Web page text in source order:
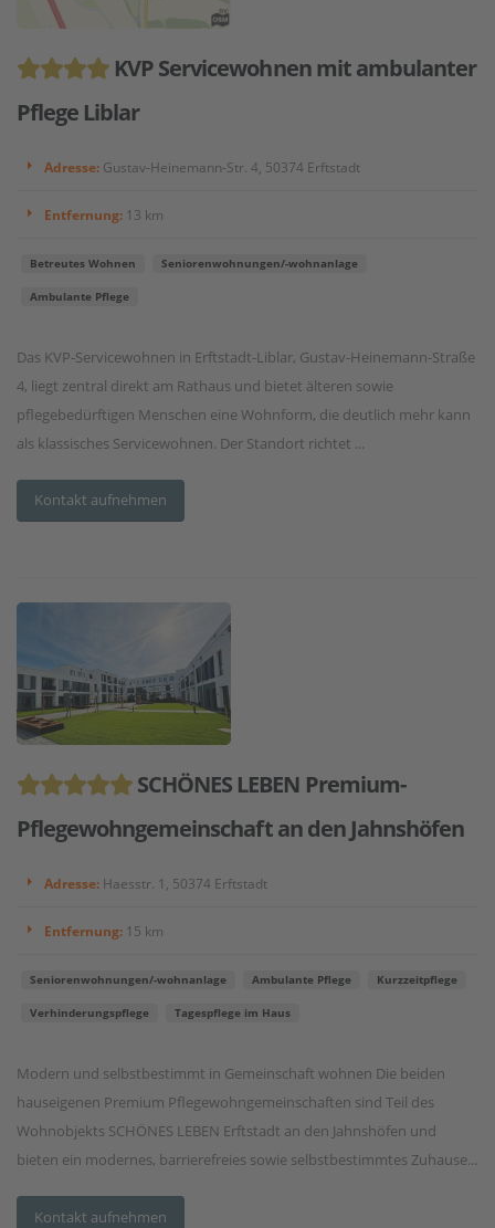
KVP Servicewohnen mit ambulanter
Pflege Liblar
Adresse: Gustav-Heinemann-Str. 4, 50374 Erftstadt
Entfernung: 13 km
Betreutes Wohnen Seniorenwohnungen/-wohnanlage
Ambulante Pflege
Das KVP-Servicewohnen in Erftstadt-Liblar, Gustav-Heinemann-Straße
4, liegt zentral direkt am Rathaus und bietet älteren sowie
pflegebedürftigen Menschen eine Wohnform, die deutlich mehr kann
als klassisches Servicewohnen. Der Standort richtet ...
Kontakt aufnehmen
SCHÖNES LEBEN Premium-
Pflegewohngemeinschaft an den Jahnshöfen
Adresse: Haesstr. 1, 50374 Erftstadt
Entfernung: 15 km
Seniorenwohnungen/-wohnanlage Ambulante Pflege Kurzzeitpflege
Verhinderungspflege Tagespflege im Haus
Modern und selbstbestimmt in Gemeinschaft wohnen Die beiden
hauseigenen Premium Pflegewohngemeinschaften sind Teil des
Wohnobjekts SCHÖNES LEBEN Erftstadt an den Jahnshöfen und
bieten ein modernes, barrierefreies sowie selbstbestimmtes Zuhause...
Kontakt aufnehmen